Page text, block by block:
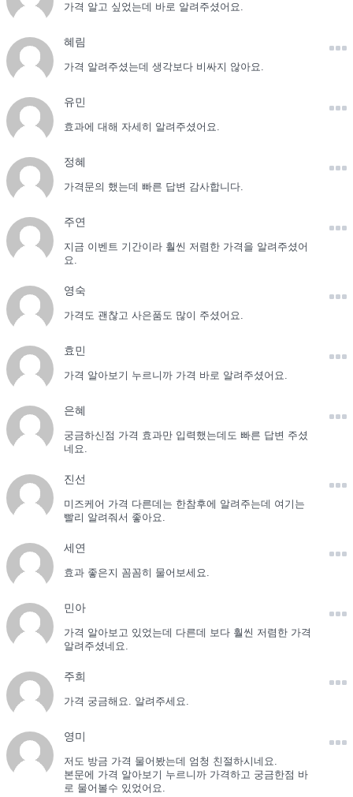
가격 알고 싶었는데 바로 알려주셨어요.
혜림
가격 알려주셨는데 생각보다 비싸지 않아요.
유민
효과에 대해 자세히 알려주셨어요.
정혜
가격문의 했는데 빠른 답변 감사합니다.
주연
지금 이벤트 기간이라 훨씬 저렴한 가격을 알려주셨어
요.
영숙
가격도 괜찮고 사은품도 많이 주셨어요.
효민
가격 알아보기 누르니까 가격 바로 알려주셨어요.
은혜
궁금하신점 가격 효과만 입력했는데도 빠른 답변 주셨
네요.
진선
미즈케어 가격 다른데는 한참후에 알려주는데 여기는
빨리 알려줘서 좋아요.
세연
효과 좋은지 꼼꼼히 물어보세요.
민아
가격 알아보고 있었는데 다른데 보다 훨씬 저렴한 가격
알려주셨네요.
주희
가격 궁금해요. 알려주세요.
영미
저도 방금 가격 물어봤는데 엄청 친절하시네요.
본문에 가격 알아보기 누르니까 가격하고 궁금한점 바
로 물어볼수 있었어요.